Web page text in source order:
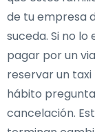
de tu empresa
suceda. Si no
pagar por un
reservar un
hábito
cancelación.